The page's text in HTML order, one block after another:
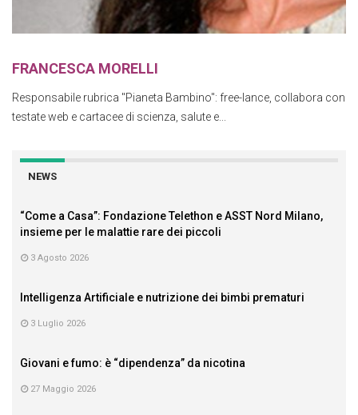
FRANCESCA MORELLI
Responsabile rubrica "Pianeta Bambino": free-lance, collabora con
testate web e cartacee di scienza, salute e...
NEWS
“Come a Casa”: Fondazione Telethon e ASST Nord Milano,
insieme per le malattie rare dei piccoli
3 Agosto 2026
Intelligenza Artificiale e nutrizione dei bimbi prematuri
3 Luglio 2026
Giovani e fumo: è “dipendenza” da nicotina
27 Maggio 2026